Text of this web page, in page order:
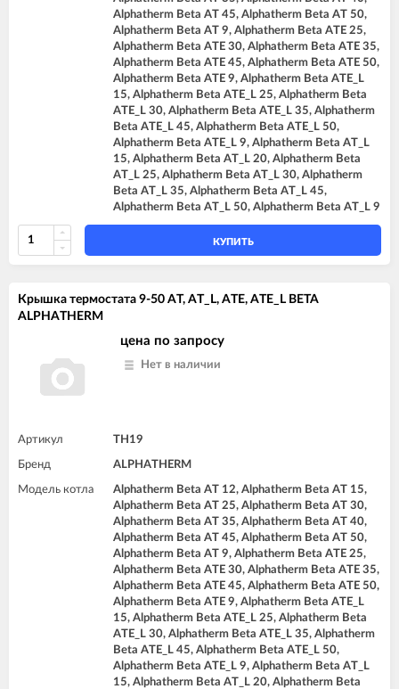
Alphatherm Beta AT 45, Alphatherm Beta AT 50,
Alphatherm Beta AT 9, Alphatherm Beta ATE 25,
Alphatherm Beta ATE 30, Alphatherm Beta ATE 35,
Alphatherm Beta ATE 45, Alphatherm Beta ATE 50,
Alphatherm Beta ATE 9, Alphatherm Beta ATE_L
15, Alphatherm Beta ATE_L 25, Alphatherm Beta
ATE_L 30, Alphatherm Beta ATE_L 35, Alphatherm
Beta ATE_L 45, Alphatherm Beta ATE_L 50,
Alphatherm Beta ATE_L 9, Alphatherm Beta AT_L
15, Alphatherm Beta AT_L 20, Alphatherm Beta
AT_L 25, Alphatherm Beta AT_L 30, Alphatherm
Beta AT_L 35, Alphatherm Beta AT_L 45,
Alphatherm Beta AT_L 50, Alphatherm Beta AT_L 9
КУПИТЬ
Крышка термостата 9-50 AT, AT_L, ATE, ATE_L BETA
ALPHATHERM
цена по запросу
Нет в наличии
Артикул TH19
Бренд ALPHATHERM
Модель котла
Alphatherm Beta AT 12, Alphatherm Beta AT 15,
Alphatherm Beta AT 25, Alphatherm Beta AT 30,
Alphatherm Beta AT 35, Alphatherm Beta AT 40,
Alphatherm Beta AT 45, Alphatherm Beta AT 50,
Alphatherm Beta AT 9, Alphatherm Beta ATE 25,
Alphatherm Beta ATE 30, Alphatherm Beta ATE 35,
Alphatherm Beta ATE 45, Alphatherm Beta ATE 50,
Alphatherm Beta ATE 9, Alphatherm Beta ATE_L
15, Alphatherm Beta ATE_L 25, Alphatherm Beta
ATE_L 30, Alphatherm Beta ATE_L 35, Alphatherm
Beta ATE_L 45, Alphatherm Beta ATE_L 50,
Alphatherm Beta ATE_L 9, Alphatherm Beta AT_L
15, Alphatherm Beta AT_L 20, Alphatherm Beta